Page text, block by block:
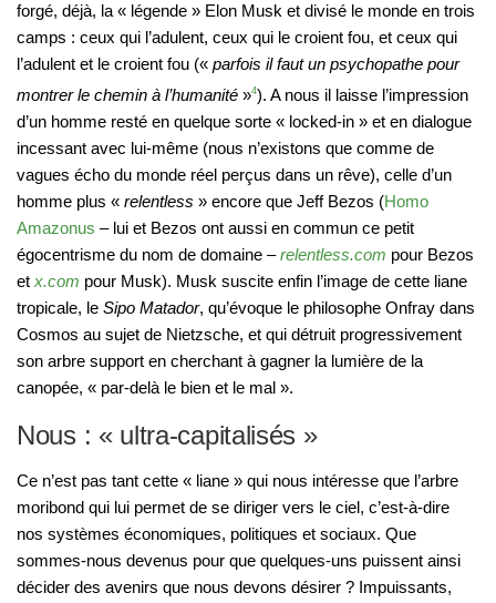
forgé, déjà, la « légende » Elon Musk et divisé le monde en trois
camps : ceux qui l’adulent, ceux qui le croient fou, et ceux qui
l’adulent et le croient fou (« parfois il faut un psychopathe pour
montrer le chemin à l’humanité »4). A nous il laisse l’impression
d’un homme resté en quelque sorte « locked-in » et en dialogue
incessant avec lui-même (nous n’existons que comme de
vagues écho du monde réel perçus dans un rêve), celle d’un
homme plus « relentless » encore que Jeff Bezos (Homo
Amazonus – lui et Bezos ont aussi en commun ce petit
égocentrisme du nom de domaine –relentless.com pour Bezos
et x.com pour Musk). Musk suscite enfin l’image de cette liane
tropicale, le Sipo Matador, qu’évoque le philosophe Onfray dans
Cosmos au sujet de Nietzsche, et qui détruit progressivement
son arbre support en cherchant à gagner la lumière de la
canopée, « par-delà le bien et le mal ».
Nous : « ultra-capitalisés »
Ce n’est pas tant cette « liane » qui nous intéresse que l’arbre
moribond qui lui permet de se diriger vers le ciel, c’est-à-dire
nos systèmes économiques, politiques et sociaux. Que
sommes-nous devenus pour que quelques-uns puissent ainsi
décider des avenirs que nous devons désirer ? Impuissants,